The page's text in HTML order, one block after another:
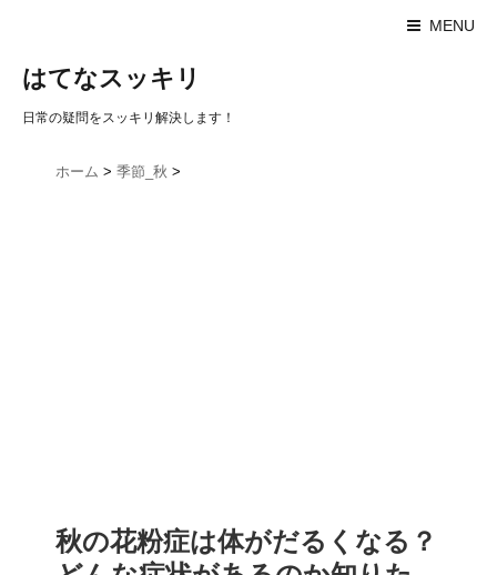
MENU
はてなスッキリ
日常の疑問をスッキリ解決します！
ホーム > 季節_秋 >
秋の花粉症は体がだるくなる？